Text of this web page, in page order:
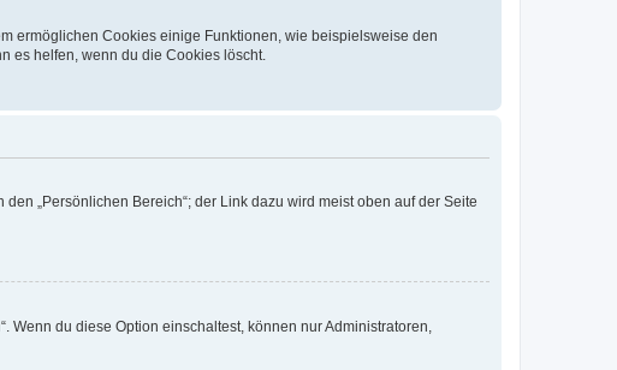
ermöglichen Cookies einige Funktionen, wie beispielsweise den
es helfen, wenn du die Cookies löscht.
„Persönlichen Bereich“; der Link dazu wird meist oben auf der Seite
Wenn du diese Option einschaltest, können nur Administratoren,